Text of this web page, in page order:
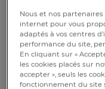
Caractéristique :
Taie d'oreiller carrée
Nous et nos
internet pour vous
adaptés à vos centres
performance du site,
En cliquant sur «
les cookies placés sur
accepter », seuls les
fonctionnement du site